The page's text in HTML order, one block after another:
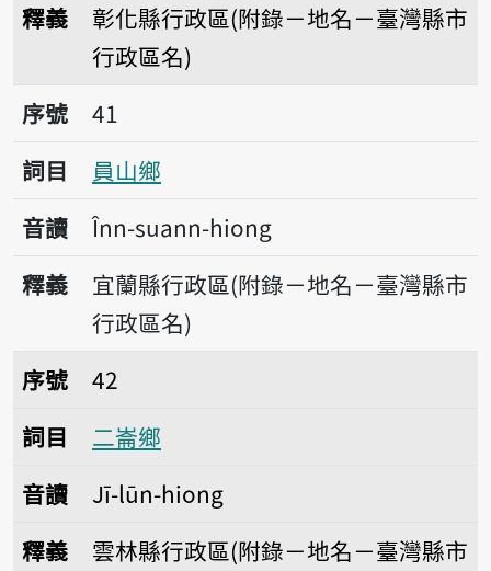
釋義
彰化縣行政區(附錄－地名－臺灣縣市
行政區名)
序號41員山鄉
序號
41
詞目
員山鄉
音讀
Înn-suann-hiong
釋義
宜蘭縣行政區(附錄－地名－臺灣縣市
行政區名)
序號42二崙鄉
序號
42
詞目
二崙鄉
音讀
Jī-lūn-hiong
釋義
雲林縣行政區(附錄－地名－臺灣縣市